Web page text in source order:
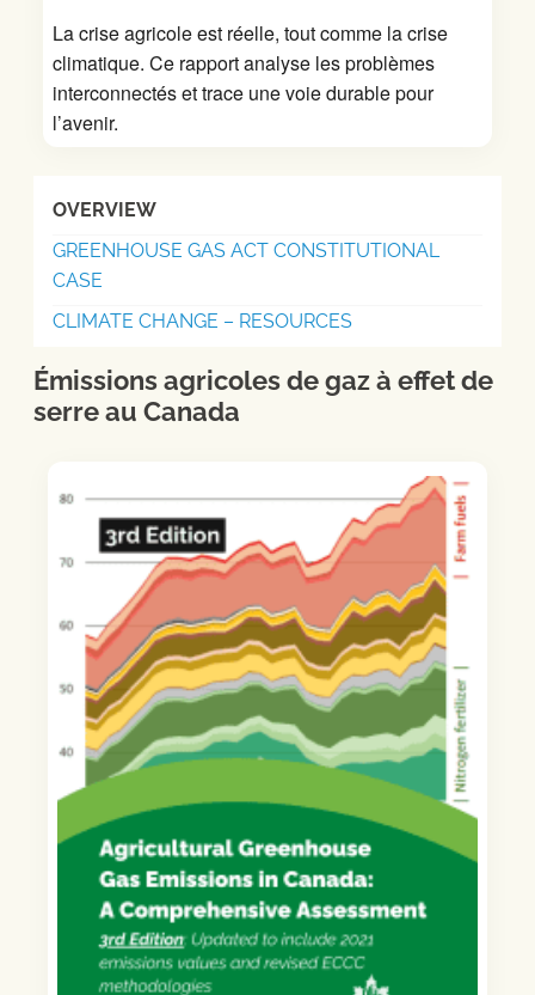
La crise agricole est réelle, tout comme la crise
climatique. Ce rapport analyse les problèmes
interconnectés et trace une voie durable pour
l’avenir.
OVERVIEW
GREENHOUSE GAS ACT CONSTITUTIONAL
CASE
CLIMATE CHANGE – RESOURCES
Émissions agricoles de gaz à effet de
serre au Canada